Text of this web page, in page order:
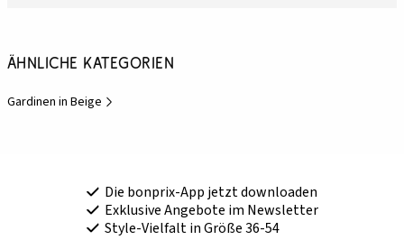
Ähnliche Kategorien
Gardinen in Beige
Die bonprix-App jetzt downloaden
Exklusive Angebote im Newsletter
Style-Vielfalt in Größe 36-54